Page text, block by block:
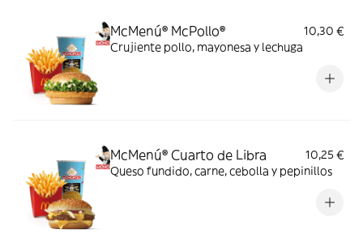
McMenú® McPollo®
10,30 €
Crujiente pollo, mayonesa y lechuga
McMenú® Cuarto de Libra
10,25 €
Queso fundido, carne, cebolla y pepinillos